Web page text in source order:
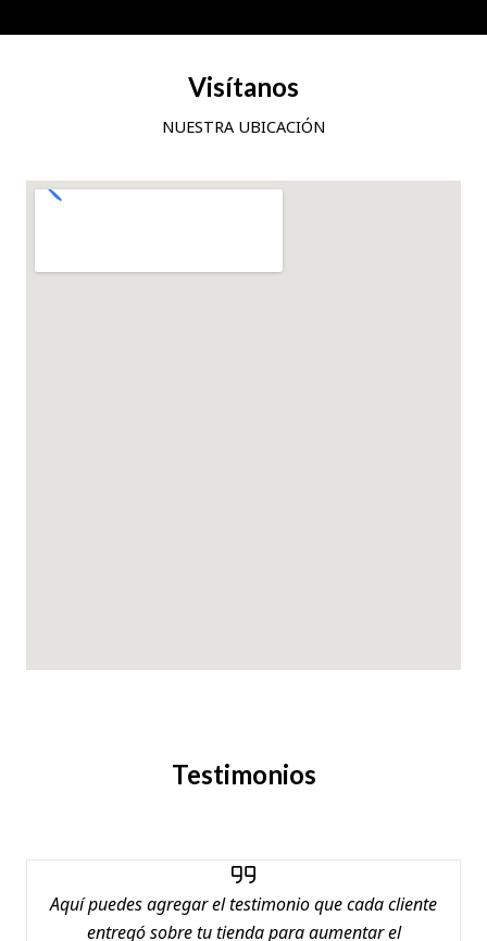
Visítanos
NUESTRA UBICACIÓN
Testimonios
Aquí puedes agregar el testimonio que cada cliente
entregó sobre tu tienda para aumentar el